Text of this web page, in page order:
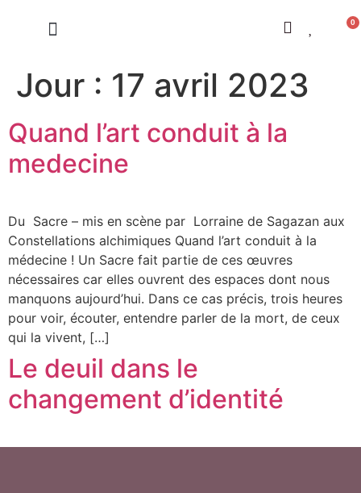
0
Jour : 17 avril 2023
Quand l’art conduit à la
medecine
Du Sacre – mis en scène par Lorraine de Sagazan aux
Constellations alchimiques Quand l’art conduit à la
médecine ! Un Sacre fait partie de ces œuvres
nécessaires car elles ouvrent des espaces dont nous
manquons aujourd’hui. Dans ce cas précis, trois heures
pour voir, écouter, entendre parler de la mort, de ceux
qui la vivent, […]
Le deuil dans le
changement d’identité